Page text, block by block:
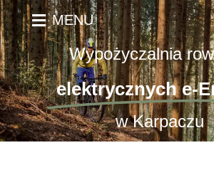
 MENU
Wypożyczalnia
elektrycznych e-
w Karpaczu